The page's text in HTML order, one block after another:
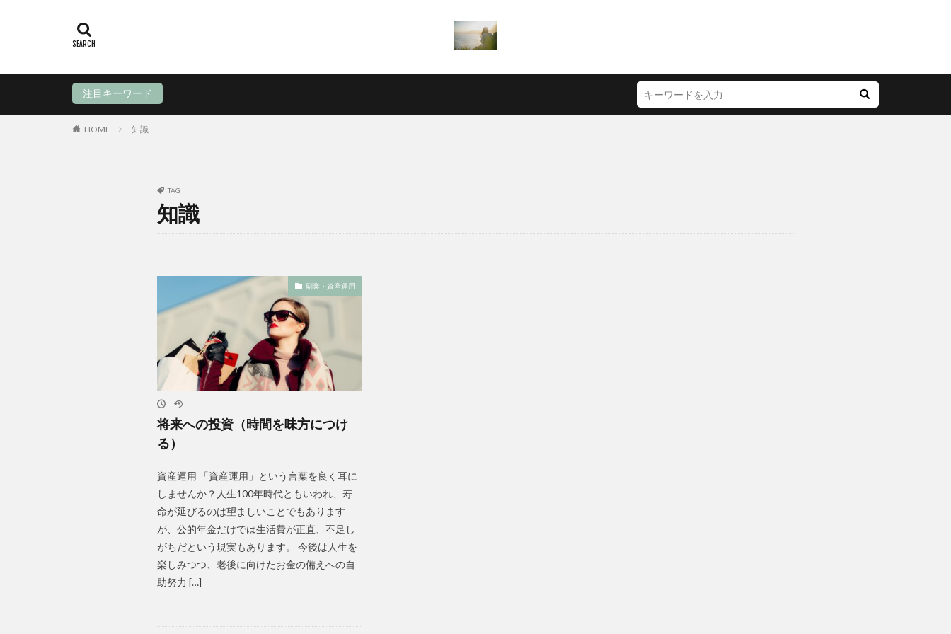
注目キーワード
HOME 知識
TAG
知識
副業・資産運用
将来への投資（時間を味方につけ
る）
資産運用 「資産運用」という言葉を良く耳に
しませんか？人生100年時代ともいわれ、寿
命が延びるのは望ましいことでもあります
が、公的年金だけでは生活費が正直、不足し
がちだという現実もあります。 今後は人生を
楽しみつつ、老後に向けたお金の備えへの自
助努力 […]